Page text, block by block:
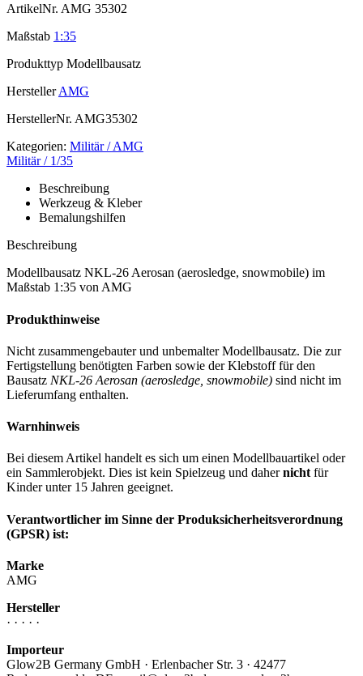
ArtikelNr. AMG 35302
Maßstab 1:35
Produkttyp Modellbausatz
Hersteller AMG
HerstellerNr. AMG35302
Kategorien: Militär / AMG
Militär / 1/35
Beschreibung
Werkzeug & Kleber
Bemalungshilfen
Beschreibung
Modellbausatz NKL-26 Aerosan (aerosledge, snowmobile) im
Maßstab 1:35 von AMG
Produkthinweise
Nicht zusammengebauter und unbemalter Modellbausatz. Die zur
Fertigstellung benötigten Farben sowie der Klebstoff für den
Bausatz NKL-26 Aerosan (aerosledge, snowmobile) sind nicht im
Lieferumfang enthalten.
Warnhinweis
Bei diesem Artikel handelt es sich um einen Modellbauartikel oder
ein Sammlerobjekt. Dies ist kein Spielzeug und dahernicht für
Kinder unter 15 Jahren geeignet.
Verantwortlicher im Sinne der Produksicherheitsverordnung
(GPSR) ist:
Marke
AMG
Hersteller
· · · · ·
Importeur
Glow2B Germany GmbH · Erlenbacher Str. 3 · 42477